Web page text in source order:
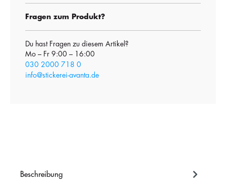
Fragen zum Produkt?
Du hast Fragen zu diesem Artikel?
Mo – Fr 9:00 – 16:00
030 2000 718 0
info@stickerei-avanta.de
Beschreibung